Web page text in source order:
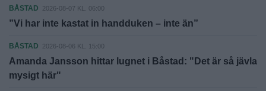
BÅSTAD 2026-08-07 KL. 06:00
”Vi har inte kastat in handduken – inte än”
BÅSTAD 2026-08-06 KL. 15:00
Amanda Jansson hittar lugnet i Båstad: "Det är så jävla
mysigt här"